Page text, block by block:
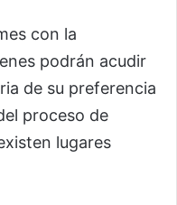
con la
podrán acudir
de su preferencia
proceso de
lugares